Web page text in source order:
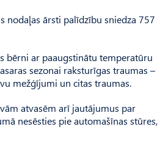
nodaļas ārsti palīdzību sniedza 757
bērni ar paaugstinātu temperatūru
sezonai raksturīgas traumas –
mežģījumi un citas traumas.
atvasēm arī jautājumus par
nesēsties pie automašīnas stūres,